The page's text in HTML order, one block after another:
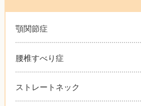
顎関節症
腰椎すべり症
ストレートネック